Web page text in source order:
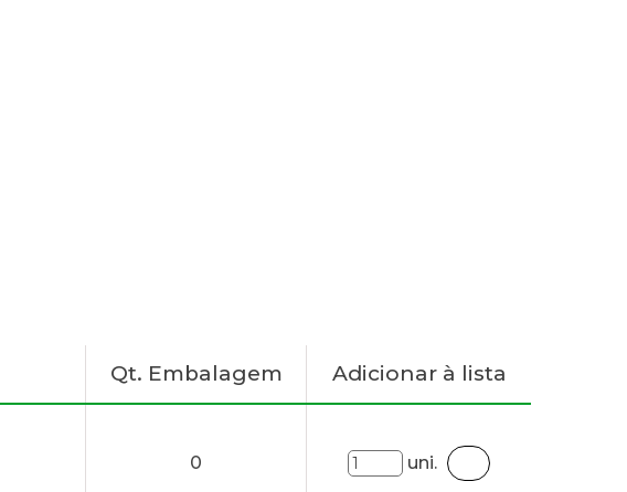
Qt. Embalagem Adicionar à lista
0 uni.